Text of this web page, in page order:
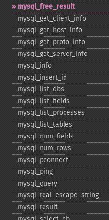
mysql_​free_​result
mysql_​get_​client_​info
mysql_​get_​host_​info
mysql_​get_​proto_​info
mysql_​get_​server_​info
mysql_​info
mysql_​insert_​id
mysql_​list_​dbs
mysql_​list_​fields
mysql_​list_​processes
mysql_​list_​tables
mysql_​num_​fields
mysql_​num_​rows
mysql_​pconnect
mysql_​ping
mysql_​query
mysql_​real_​escape_​string
mysql_​result